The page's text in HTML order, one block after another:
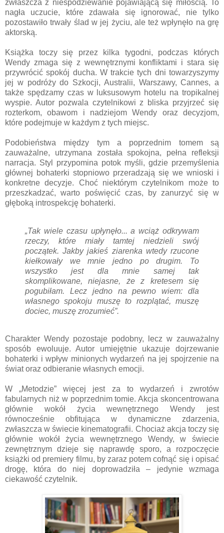
zwłaszcza z niespodziewanie pojawiającą się miłością. To
nagła uczucie, które zdawała się ignorować, nie tylko
pozostawiło trwały ślad w jej życiu, ale też wpłynęło na grę
aktorską.
Książka toczy się przez kilka tygodni, podczas których
Wendy zmaga się z wewnętrznymi konfliktami i stara się
przywrócić spokój ducha. W trakcie tych dni towarzyszymy
jej w podróży do Szkocji, Australii, Warszawy, Cannes, a
także spędzamy czas w luksusowym hotelu na tropikalnej
wyspie. Autor pozwala czytelnikowi z bliska przyjrzeć się
rozterkom, obawom i nadziejom Wendy oraz decyzjom,
które podejmuje w każdym z tych miejsc.
Podobieństwa między tym a poprzednim tomem są
zauważalne, utrzymana została spokojna, pełna refleksji
narracja. Styl przypomina potok myśli, gdzie przemyślenia
głównej bohaterki stopniowo przeradzają się we wnioski i
konkretne decyzje. Choć niektórym czytelnikom może to
przeszkadzać, warto poświęcić czas, by zanurzyć się w
głęboką introspekcję bohaterki.
„Tak wiele czasu upłynęło... a wciąż odkrywam
rzeczy, które miały tamtej niedzieli swój
początek. Jakby jakieś ziarenka wtedy rzucone
kiełkowały we mnie jedno po drugim. To
wszystko jest dla mnie samej tak
skomplikowane, niejasne, że z kretesem się
pogubiłam. Lecz jedno na pewno wiem: dla
własnego spokoju muszę to rozplątać, muszę
dociec, muszę zrozumieć”.
Charakter Wendy pozostaje podobny, lecz w zauważalny
sposób ewoluuje. Autor umiejętnie ukazuje dojrzewanie
bohaterki i wpływ minionych wydarzeń na jej spojrzenie na
świat oraz odbieranie własnych emocji.
W „Metodzie” więcej jest za to wydarzeń i zwrotów
fabularnych niż w poprzednim tomie. Akcja skoncentrowana
głównie wokół życia wewnętrznego Wendy jest
równocześnie obfitująca w dynamiczne zdarzenia,
zwłaszcza w świecie kinematografii. Chociaż akcja toczy się
głównie wokół życia wewnętrznego Wendy, w świecie
zewnętrznym dzieje się naprawdę sporo, a rozpoczęcie
książki od premiery filmu, by zaraz potem cofnąć się i opisać
drogę, która do niej doprowadziła – jedynie wzmaga
ciekawość czytelnik.